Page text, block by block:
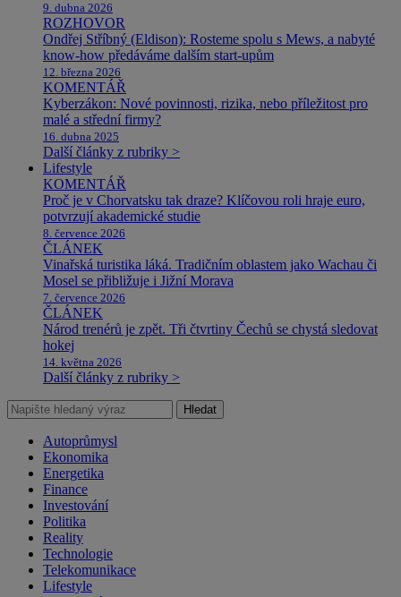
9. dubna 2026
ROZHOVOR
Ondřej Stříbný (Eldison): Rosteme spolu s Mews, a nabyté
know-how předáváme dalším start-upům
12. března 2026
KOMENTÁŘ
Kyberzákon: Nové povinnosti, rizika, nebo příležitost pro
malé a střední firmy?
16. dubna 2025
Další články z rubriky >
Lifestyle
KOMENTÁŘ
Proč je v Chorvatsku tak draze? Klíčovou roli hraje euro,
potvrzují akademické studie
8. července 2026
ČLÁNEK
Vinařská turistika láká. Tradičním oblastem jako Wachau či
Mosel se přibližuje i Jižní Morava
7. července 2026
ČLÁNEK
Národ trenérů je zpět. Tři čtvrtiny Čechů se chystá sledovat
hokej
14. května 2026
Další články z rubriky >
Hledat
Autoprůmysl
Ekonomika
Energetika
Finance
Investování
Politika
Reality
Technologie
Telekomunikace
Lifestyle